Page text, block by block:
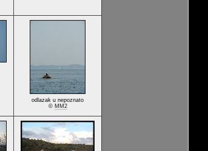
odlazak u nepoznato
© MM2